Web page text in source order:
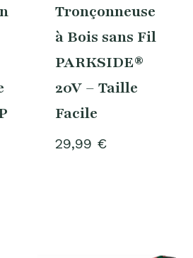
Tronçonneuse
à Bois sans Fil
PARKSIDE®
20V – Taille
Facile
29,99 €